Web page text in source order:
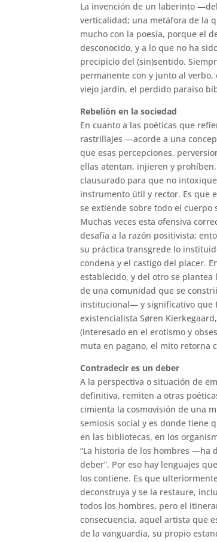
La invención de un laberinto
verticalidad; una metáfora de la
mucho con la poesía, porque el
desconocido, y a lo que no ha
precipicio del (sin)sentido.
permanente con y junto al
viejo jardín, el perdido paraíso
Rebelión en la sociedad
En cuanto a las poéticas que
rastrillajes —acorde a una
que esas percepciones,
ellas atentan, injieren y
clausurado para que no
instrumento útil y rector. Es que
se extiende sobre todo el cuerpo
Muchas veces esta ofensiva
desafía a la razón positivista;
su práctica transgrede lo
condena y el castigo del placer.
establecido, y del otro se
de una comunidad que se
institucional— y significativo que
existencialista Søren
(interesado en el erotismo y
muta en pagano, el mito retorna
Contradecir es un deber
A la perspectiva o situación de
definitiva, remiten a otras
cimienta la cosmovisión de una
semiosis social y es donde tiene
en las bibliotecas, en los
“La historia de los hombres —ha
deber”. Por eso hay lenguajes
los contiene. Es que
deconstruya y se la restaure,
todos los hombres, pero el
consecuencia, aquel artista que
de la vanguardia, su propio